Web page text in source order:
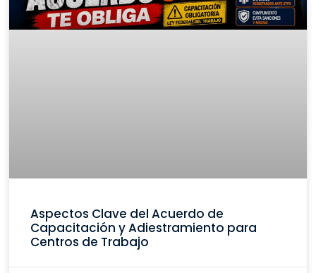
Aspectos Clave del Acuerdo de
Capacitación y Adiestramiento para
Centros de Trabajo